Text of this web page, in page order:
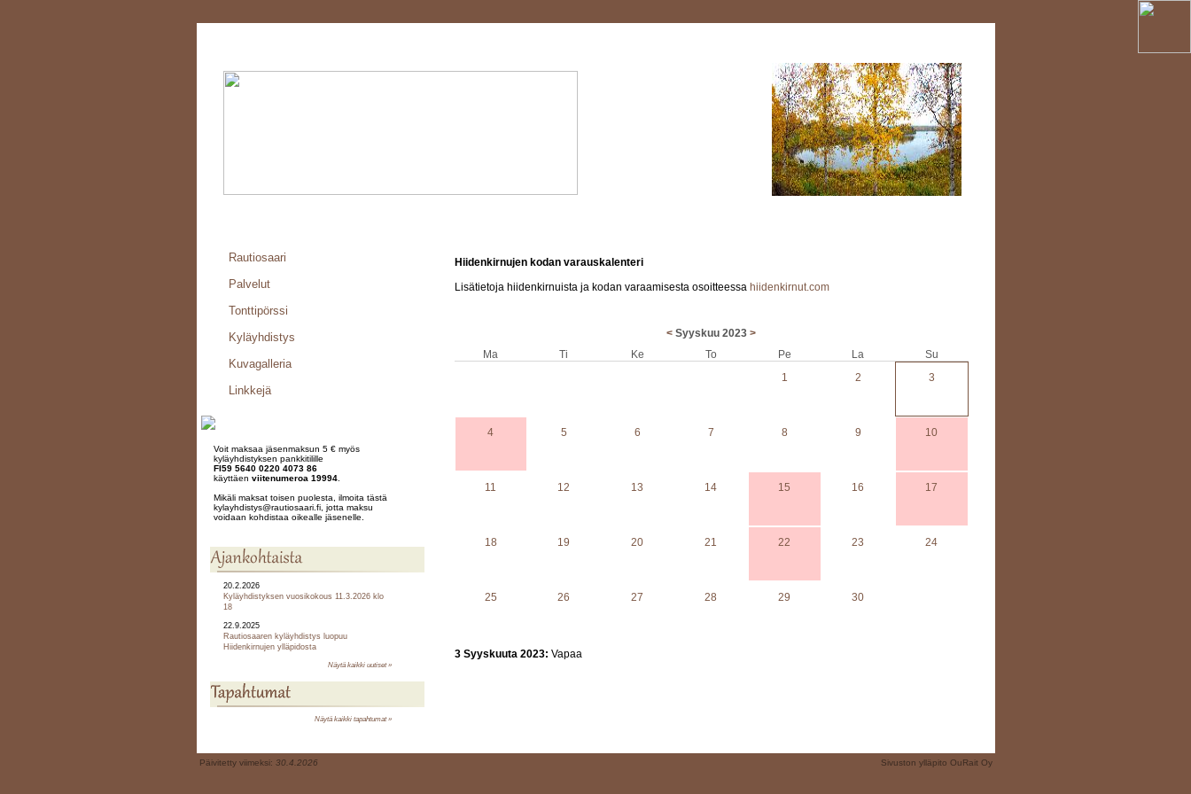
Hiidenkirnujen kodan varauskalenteri
Lisätietoja hiidenkirnuista ja kodan varaamisesta osoitteessa hiidenkirnut.com
< Syyskuu 2023 >
Ma
Ti Ke To Pe La
Su
1
2 3
4 5 6 7 8 9 10
11 12 13 14 15 16 17
18 19 20 21 22 23 24
25 26 27 28 29 30
3 Syyskuuta 2023: Vapaa
Rautiosaari
Palvelut
Tonttipörssi
Kyläyhdistys
Kuvagalleria
Linkkejä
Voit maksaa jäsenmaksun 5 € myös
kyläyhdistyksen pankkitilille
FI59 5640 0220 4073 86
käyttäen viitenumeroa 19994.
Mikäli maksat toisen puolesta, ilmoita tästä
kylayhdistys@rautiosaari.fi, jotta maksu
voidaan kohdistaa oikealle jäsenelle.
20.2.2026
Kyläyhdistyksen vuosikokous 11.3.2026 klo
18
22.9.2025
Rautiosaaren kyläyhdistys luopuu
Hiidenkirnujen ylläpidosta
Näytä kaikki uutiset »
Näytä kaikki tapahtumat »
Päivitetty viimeksi: 30.4.2026 Sivuston ylläpito OuRait Oy